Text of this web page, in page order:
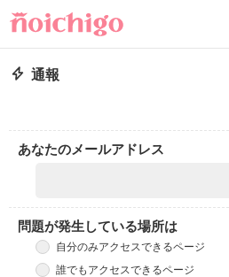
通報
あなたのメールアドレス
問題が発生している場所は
自分のみアクセスできるページ
誰でもアクセスできるページ